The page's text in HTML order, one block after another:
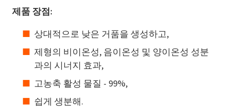
제품 장점:
상대적으로 낮은 거품을 생성하고,
제형의 비이온성, 음이온성 및 양이온성 성분
과의 시너지 효과,
고농축 활성 물질 - 99%,
쉽게 생분해.